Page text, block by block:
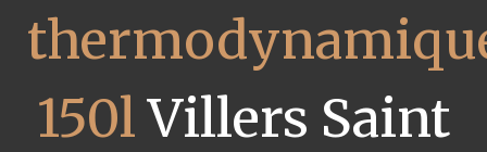
150lVillers Saint